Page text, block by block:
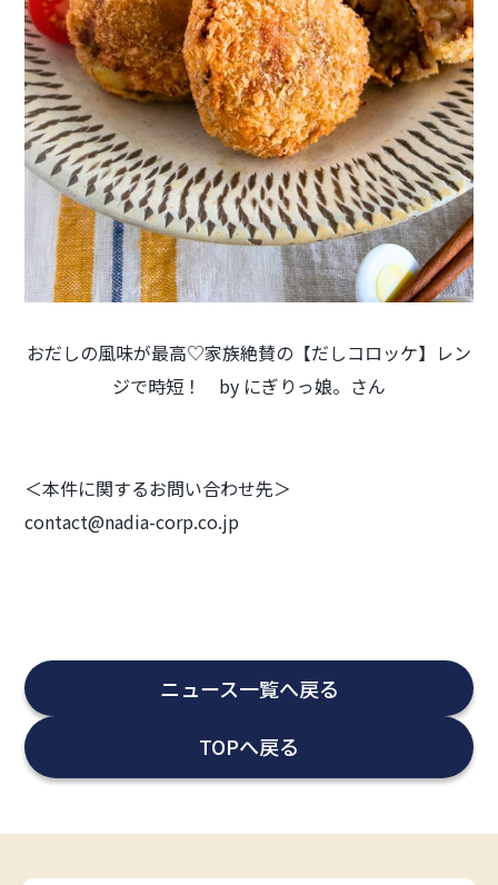
おだしの風味が最高♡家族絶賛の【だしコロッケ】レン
ジで時短！ by にぎりっ娘。さん
＜本件に関するお問い合わせ先＞
contact@nadia-corp.co.jp
ニュース一覧へ戻る
TOPへ戻る